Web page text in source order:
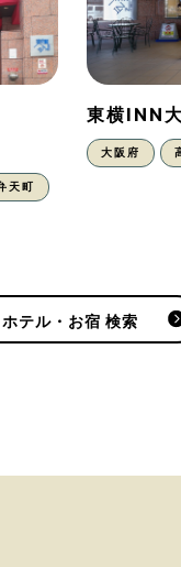
天町
東横INN
大阪府
ホテル・お宿 検索